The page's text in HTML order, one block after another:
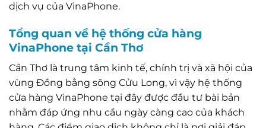
dịch vụ của VinaPhone.
Tổng quan về hệ thống cửa hàng
VinaPhone tại Cần Thơ
Cần Thơ là trung tâm kinh tế, chính trị và xã hội của
vùng Đồng bằng sông Cửu Long, vì vậy hệ thống
cửa hàng VinaPhone tại đây được đầu tư bài bản
nhằm đáp ứng nhu cầu ngày càng cao của khách